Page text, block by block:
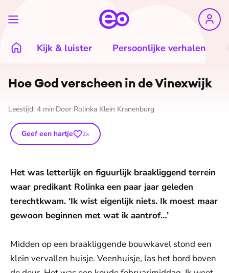
Kijk & luister Persoonlijke verhalen
Hoe God verscheen in de Vinexwijk
Leestijd: 4 min Door Rolinka Klein Kranenburg
Geef een hartje 2x
Het was letterlijk en figuurlijk braakliggend terrein
waar predikant Rolinka een paar jaar geleden
terechtkwam. ‘Ik wist eigenlijk niets. Ik moest maar
gewoon beginnen met wat ik aantrof…’
Midden op een braakliggende bouwkavel stond een
klein vervallen huisje. Veenhuisje, las het bord boven